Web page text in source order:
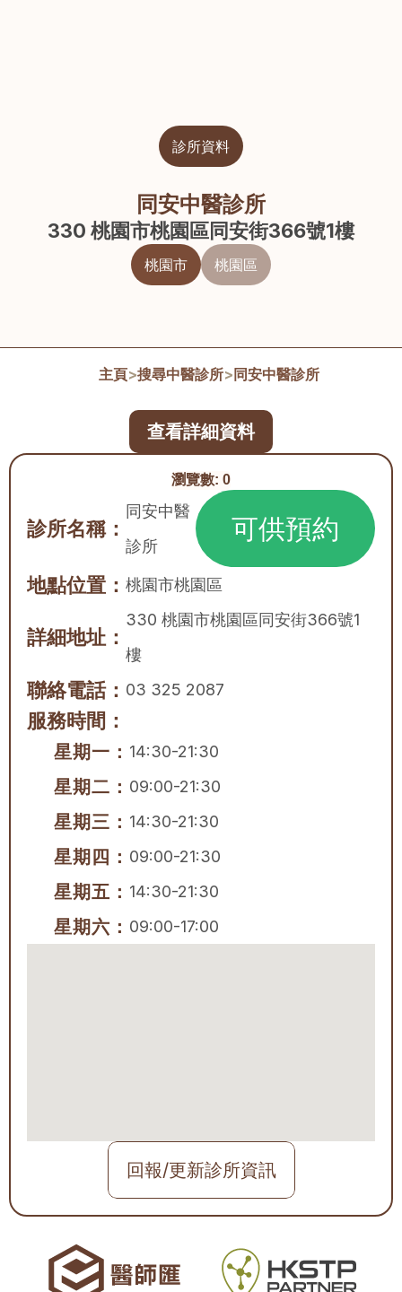
診所資料
同安中醫診所
330 桃園市桃園區同安街366號1樓
桃園市 桃園區
主頁>搜尋中醫診所> 同安中醫診所
瀏覽數: 0
診所名稱：
同安中醫
診所
可供預約
地點位置： 桃園市桃園區
詳細地址：
330 桃園市桃園區同安街366號1
樓
聯絡電話： 03 325 2087
服務時間：
星期一： 14:30-21:30
星期二： 09:00-21:30
星期三： 14:30-21:30
星期四： 09:00-21:30
星期五： 14:30-21:30
星期六： 09:00-17:00
回報/更新診所資訊
查看詳細資料